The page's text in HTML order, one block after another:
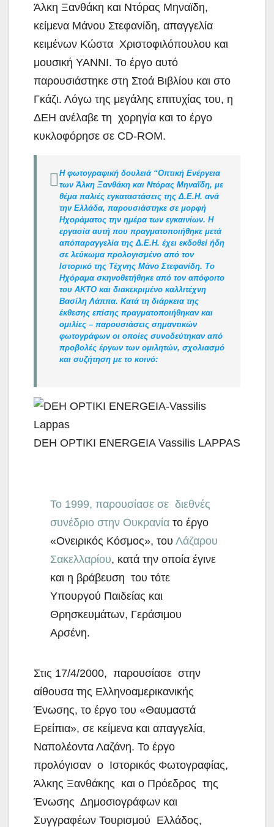
Άλκη Ξανθάκη και Ντόρας Μηναϊδη,
κείμενα Μάνου Στεφανίδη, απαγγελία
κειμένων Κώστα Χριστοφιλόπουλου και
μουσική YANNΙ. Το έργο αυτό
παρουσιάστηκε στη Στοά Βιβλίου και στο
Γκάζι. Λόγω της μεγάλης επιτυχίας του, η
ΔΕΗ ανέλαβε τη χορηγία και το έργο
κυκλοφόρησε σε CD-ROM.
Η φωτογραφική δουλειά “Οπτική Ενέργεια
των Άλκη Ξανθάκη και Ντόρας Μηναϊδη, με
θέμα παλιές εγκαταστάσεις της Δ.Ε.Η. ανά
την Ελλάδα, παρουσιάστηκε σε μορφή
Ηχοράματος την ημέρα των εγκαινίων. Η
εργασία αυτή που πραγματοποιήθηκε μετά
απόπαραγγελία της Δ.Ε.Η. έχει εκδοθεί ήδη
σε λεύκωμα προλογισμένο από τον
Ιστορικό της Τέχνης Μάνο Στεφανίδη. Το
Ηχόραμα σκηνοθετήθηκε από τον απόφοιτο
του AKTO και διακεκριμένο καλλιτέχνη
Βασίλη Λάππα. Κατά τη διάρκεια της
έκθεσης επίσης πραγματοποιήθηκαν και
ομιλίες – παρουσιάσεις σημαντικών
φωτογράφων οι οποίες συνοδεύτηκαν από
προβολές έργων των ομιλητών, σχολιασμό
και συζήτηση με το κοινό:
DEH OPTIKI ENERGEIA Vassilis LAPPAS
Το 1999, παρουσίασε σε διεθνές
συνέδριο στην Ουκρανίατο έργο
«Ονειρικός Κόσμος», τουΛάζαρου
Σακελλαρίου, κατά την οποία έγινε
και η βράβευση του τότε
Υπουργού Παιδείας και
Θρησκευμάτων, Γεράσιμου
Αρσένη.
Στις 17/4/2000, παρουσίασε στην
αίθουσα της Ελληνοαμερικανικής
Ένωσης, το έργο του «Θαυμαστά
Ερείπια», σε κείμενα και απαγγελία,
Ναπολέοντα Λαζάνη. Το έργο
προλόγισαν ο Ιστορικός Φωτογραφίας,
Άλκης Ξανθάκης και ο Πρόεδρος της
Ένωσης Δημοσιογράφων και
Συγγραφέων Τουρισμού Ελλάδος,